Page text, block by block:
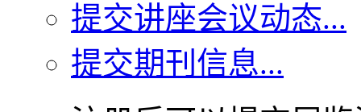
提交讲座会议动态...
提交期刊信息...